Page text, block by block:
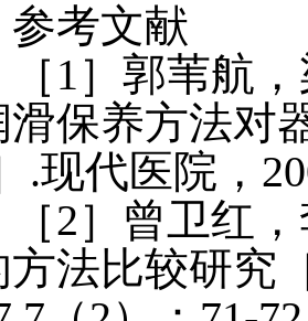
文献
］郭苇航，
滑保养方法对
.现代医院，
］曾卫红，
方法比较研究